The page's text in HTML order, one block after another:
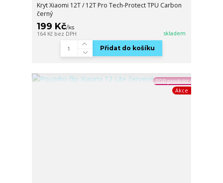
Kryt Xiaomi 12T / 12T Pro Tech-Protect TPU Carbon
černý
199 Kč/ks
164 Kč bez DPH skladem
Přidat do košíku
TOP produkt
Akce